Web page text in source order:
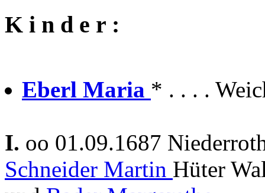
K i n d e r :
Eberl Maria * . . . .
I. oo 01.09.1687
Schneider Martin Hüter